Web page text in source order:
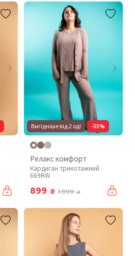
Вигідніше від 2 од! -55%
Релакс комфорт
Кардиган трикотажний
669RW
899 ₴ 1 999₴